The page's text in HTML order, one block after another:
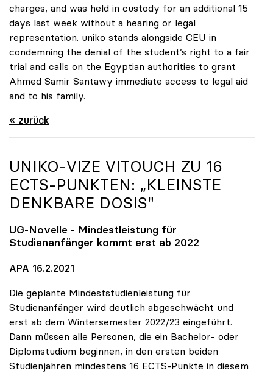
charges, and was held in custody for an additional 15
days last week without a hearing or legal
representation. uniko stands alongside CEU in
condemning the denial of the student’s right to a fair
trial and calls on the Egyptian authorities to grant
Ahmed Samir Santawy immediate access to legal aid
and to his family.
« zurück
UNIKO-VIZE VITOUCH ZU 16
ECTS-PUNKTEN: „KLEINSTE
DENKBARE DOSIS"
UG-Novelle - Mindestleistung für
Studienanfänger kommt erst ab 2022
APA 16.2.2021
Die geplante Mindeststudienleistung für
Studienanfänger wird deutlich abgeschwächt und
erst ab dem Wintersemester 2022/23 eingeführt.
Dann müssen alle Personen, die ein Bachelor- oder
Diplomstudium beginnen, in den ersten beiden
Studienjahren mindestens 16 ECTS-Punkte in diesem